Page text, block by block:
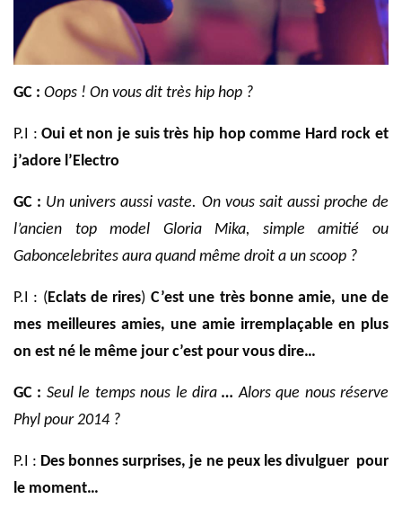
GC :Oops ! On vous dit très hip hop ?
P.I :Oui et non je suis très hip hop comme Hard rock et
j’adore l’Electro
GC : Un univers aussi vaste. On vous sait aussi proche de
l’ancien top model Gloria Mika, simple amitié ou
Gaboncelebrites aura quand même droit a un scoop ?
P.I : (Eclats de rires) C’est une très bonne amie, une de
mes meilleures amies, une amie irremplaçable en plus
on est né le même jour c’est pour vous dire…
GC : Seul le temps nous le dira… Alors que nous réserve
Phyl pour 2014 ?
P.I : Des bonnes surprises, je ne peux les divulguer pour
le moment…